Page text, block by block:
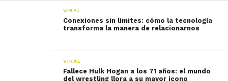
VIRAL
Conexiones sin límites: cómo la tecnología
transforma la manera de relacionarnos
VIRAL
Fallece Hulk Hogan a los 71 años: el mundo
del wrestling llora a su mayor icono